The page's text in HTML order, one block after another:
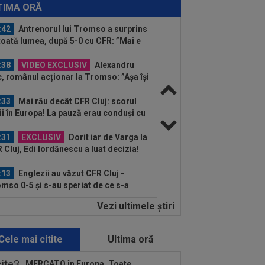
ORĂ
Ioan Varga, gata să renunțe la
și să preia alt club...
Antrenorul lui Tromso a surprins
lumea, după 5-0 cu CFR: ”Mai e
VIDEO EXCLUSIV
Alexandru
românul acționar la Tromso: ”Așa își
Mai rău decât CFR Cluj: scorul
în Europa! La pauză erau conduși cu
EXCLUSIV
Dorit iar de Varga la
Cluj, Edi Iordănescu a luat decizia!
Englezii au văzut CFR Cluj -
0-5 și s-au speriat de ce s-a
Victor Pițurcă,
EXCLUSIV
Gigi Becali: ”Am
un jucător pe 3.000.000 €”
Vezi ultimele ştiri
mai citite Ultima oră